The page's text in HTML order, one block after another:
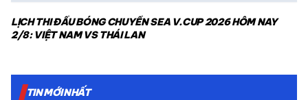
LỊCH THI ĐẤU BÓNG CHUYỀN SEA V.CUP 2026 HÔM NAY
2/8: VIỆT NAM VS THÁI LAN
TIN MỚI NHẤT